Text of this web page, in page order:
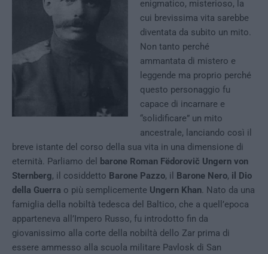
enigmatico, misterioso, la
cui brevissima vita sarebbe
diventata da subito un mito.
Non tanto perché
ammantata di mistero e
leggende ma proprio perché
questo personaggio fu
capace di incarnare e
“solidificare” un mito
ancestrale, lanciando così il
breve istante del corso della sua vita in una dimensione di
eternità. Parliamo del
barone Roman Fëdorovič Ungern von
Sternberg, il cosiddetto Barone Pazzo, il Barone Nero, il Dio
della Guerra o più semplicemente Ungern Khan. Nato da una
famiglia della nobiltà tedesca del Baltico, che a quell’epoca
apparteneva all’Impero Russo, fu introdotto fin da
giovanissimo alla corte della nobiltà dello Zar prima di
essere ammesso alla scuola militare Pavlosk di San